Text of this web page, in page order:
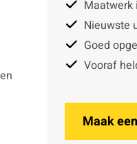
Maatwerk
Nieuwste
Goed
Vooraf
Maak